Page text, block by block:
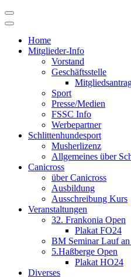
Skip
to
Home
Mitglieder-Info
Vorstand
Geschäftsstelle
Sport
Presse/Medien
FSSC Info
Werbepartner
Schlittenhundesport
Musherlizenz
Allgemeines über
Canicross
über Canicross
Ausbildung
Ausschreibung Kurs
Veranstaltungen
32. Frankonia Open
Plakat FO24
BM Seminar Lauf
5.Haßberge Open
Plakat HO24
Diverses